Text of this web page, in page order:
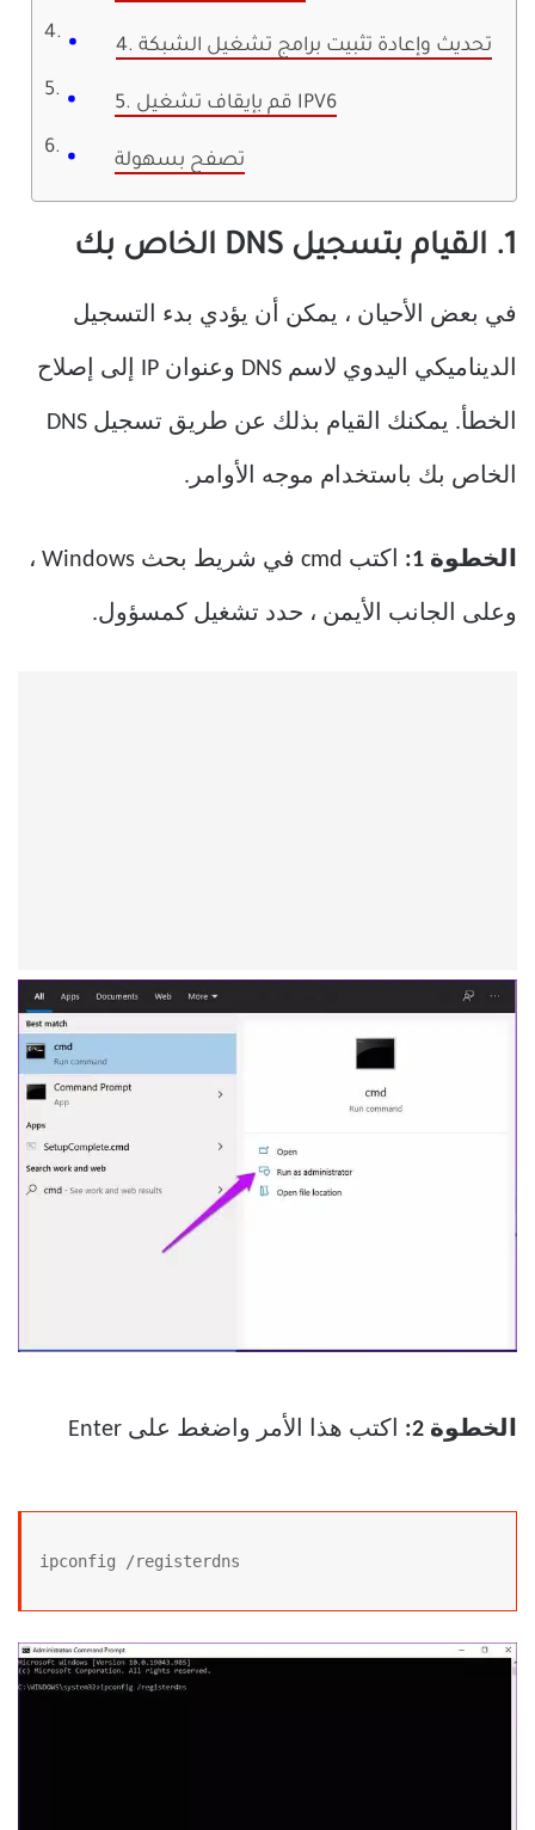
4. تحديث وإعادة تثبيت برامج تشغيل الشبكة
5. قم بإيقاف تشغيل IPV6
تصفح بسهولة
1. القيام بتسجيل DNS الخاص بك
في بعض الأحيان ، يمكن أن يؤدي بدء التسجيل
الديناميكي اليدوي لاسم DNS وعنوان IP إلى إصلاح
الخطأ. يمكنك القيام بذلك عن طريق تسجيل DNS
الخاص بك باستخدام موجه الأوامر.
الخطوة 1: اكتب cmd في شريط بحث Windows ،
وعلى الجانب الأيمن ، حدد تشغيل كمسؤول.
الخطوة 2: اكتب هذا الأمر واضغط على Enter
ipconfig /registerdns